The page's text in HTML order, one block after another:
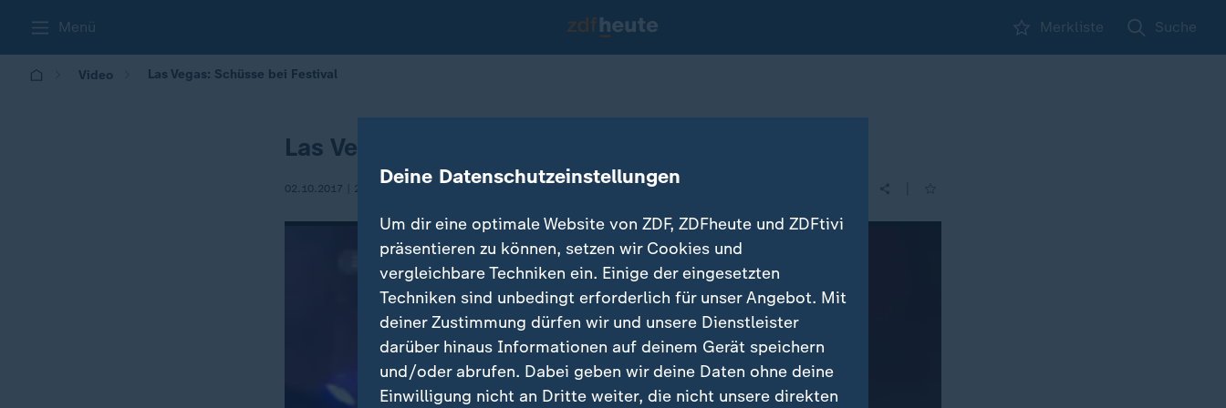
Menü Merkliste Suche
Video Las Vegas: Schüsse bei Festival
Las Vegas: Schüsse bei Festival
02.10.2017 | 23:00 Deine Datenschutzeinstellungen
Um dir eine optimale Website von ZDF, ZDFheute und ZDFtivi
präsentieren zu können, setzen wir Cookies und
vergleichbare Techniken ein. Einige der eingesetzten
Techniken sind unbedingt erforderlich für unser Angebot. Mit
deiner Zustimmung dürfen wir und unsere Dienstleister
darüber hinaus Informationen auf deinem Gerät speichern
und/oder abrufen. Dabei geben wir deine Daten ohne deine
Einwilligung nicht an Dritte weiter, die nicht unsere direkten